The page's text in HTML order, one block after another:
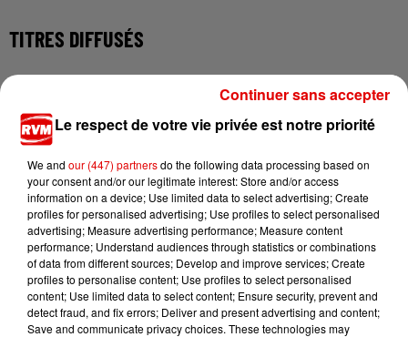
TITRES DIFFUSÉS
TAYC
Girlfriend
CE CE PENISTON
Finally
LEWIS CAPALDI
Almost
Le respect de votre vie privée est notre priorité
We and our (447) partnersdo the following data processing based on
your consent and/or our legitimate interest: Store and/or access
information on a device; Use limited data to select advertising; Create
profiles for personalised advertising; Use profiles to select personalised
advertising; Measure advertising performance; Measure content
performance; Understand audiences through statistics or combinations
of data from different sources; Develop and improve services; Create
profiles to personalise content; Use profiles to select personalised
content; Use limited data to select content; Ensure security, prevent and
detect fraud, and fix errors; Deliver and present advertising and content;
Save and communicate privacy choices. These technologies may
Continuer sans accepter